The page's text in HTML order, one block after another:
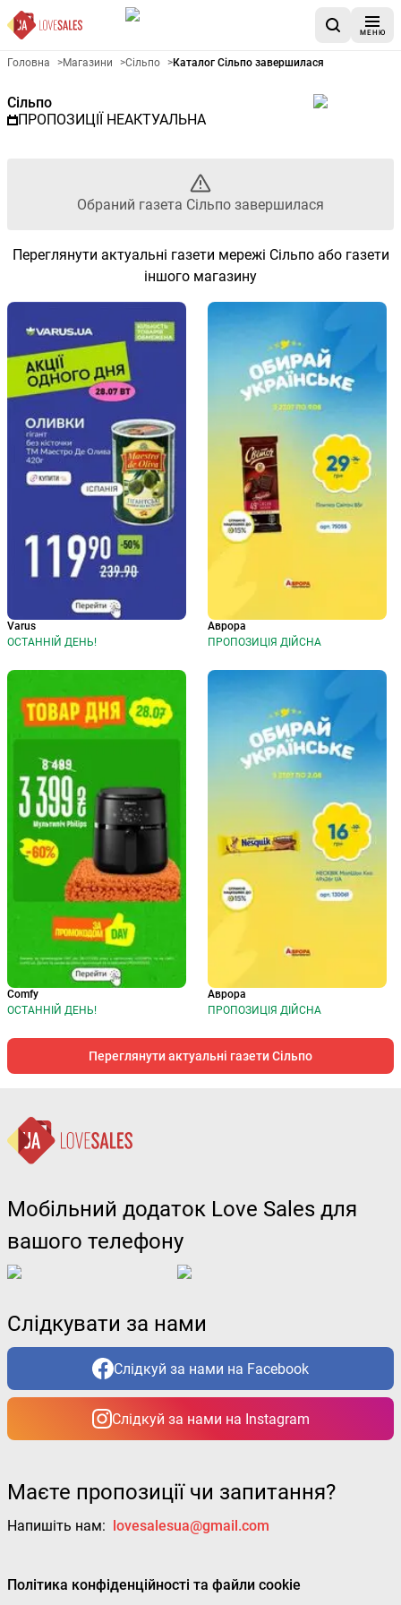
МЕНЮ
Рекламна газета Сільпо -
Головна >Магазини >Сільпо >Каталог Сільпо завершилася
Сільпо
ПРОПОЗИЦІЇ НЕАКТУАЛЬНА
Обраний газета Сільпо завершилася
Переглянути актуальні газети мережі Сільпо або газети
іншого магазину
Varus
ОСТАННІЙ ДЕНЬ!
Comfy
ОСТАННІЙ ДЕНЬ!
Аврора
ПРОПОЗИЦІЯ ДІЙСНА
Аврора
ПРОПОЗИЦІЯ ДІЙСНА
Переглянути актуальні газети Сільпо
Мобільний додаток Love Sales для
вашого телефону
Слідкувати за нами
Слідкуй за нами на Facebook
Слідкуй за нами на Instagram
Маєте пропозиції чи запитання?
Напишіть нам: lovesalesua@gmail.com
Політика конфіденційності та файли cookie